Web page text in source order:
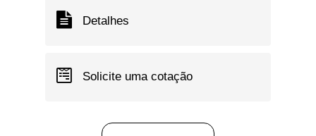
Detalhes
Solicite uma cotação